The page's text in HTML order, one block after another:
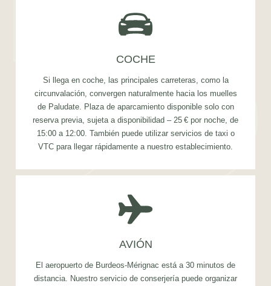
COCHE
Si llega en coche, las principales carreteras, como la
circunvalación, convergen naturalmente hacia los muelles
de Paludate. Plaza de aparcamiento disponible solo con
reserva previa, sujeta a disponibilidad – 25 € por noche, de
15:00 a 12:00. También puede utilizar servicios de taxi o
VTC para llegar rápidamente a nuestro establecimiento.
AVIÓN
El aeropuerto de Burdeos-Mérignac está a 30 minutos de
distancia. Nuestro servicio de conserjería puede organizar
PRIVATIZACIÓN Y EVENTOS
RESTAURANTE
OFERTAS & PAQUETES
BARRIO
COMPROMISO
ACCESO & CONTACTO